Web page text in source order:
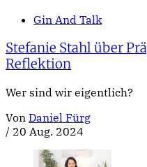
Gin And Talk
Stefanie Stahl über
Reflektion
Wer sind wir eigentlich?
Von Daniel Fürg
/ 20 Aug. 2024